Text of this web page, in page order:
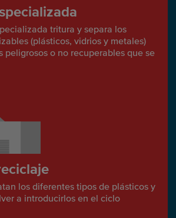
tritura y separa los
(plásticos, vidrios y metales)
peligrosos o no recuperables que se
los diferentes tipos de plásticos y
a introducirlos en el ciclo